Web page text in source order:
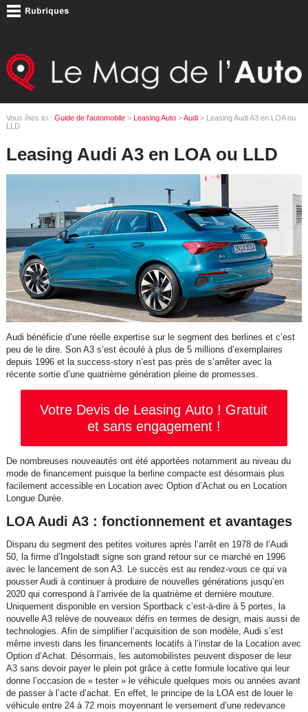
Vous êtes ici : Guide de l'automobile> Leasing Auto>Audi> Leasing Audi A3 en LOA ou
LLD
Leasing Audi A3 en LOA ou LLD
Audi bénéficie d’une réelle expertise sur le segment des berlines et c’est
peu de le dire. Son A3 s’est écoulé à plus de 5 millions d’exemplaires
depuis 1996 et la success-story n’est pas près de s’arrêter avec la
récente sortie d’une quatrième génération pleine de promesses.
Votre Devis de Leasing Auto ! Gratuit
et sans engagement !
De nombreuses nouveautés ont été apportées notamment au niveau du
mode de financement puisque la berline compacte est désormais plus
facilement accessible en Location avec Option d’Achat ou en Location
Longue Durée.
LOA Audi A3 : fonctionnement et avantages
Disparu du segment des petites voitures après l’arrêt en 1978 de l’Audi
50, la firme d’Ingolstadt signe son grand retour sur ce marché en 1996
avec le lancement de son A3. Le succès est au rendez-vous ce qui va
pousser Audi à continuer à produire de nouvelles générations jusqu’en
2020 qui correspond à l’arrivée de la quatrième et dernière mouture.
Uniquement disponible en version Sportback c’est-à-dire à 5 portes, la
nouvelle A3 relève de nouveaux défis en termes de design, mais aussi de
technologies. Afin de simplifier l’acquisition de son modèle, Audi s’est
même investi dans les financements locatifs à l’instar de la Location avec
Option d’Achat. Désormais, les automobilistes peuvent disposer de leur
A3 sans devoir payer le plein pot grâce à cette formule locative qui leur
donne l’occasion de « tester » le véhicule quelques mois ou années avant
de passer à l’acte d’achat. En effet, le principe de la LOA est de louer le
véhicule entre 24 à 72 mois moyennant le versement d’une redevance